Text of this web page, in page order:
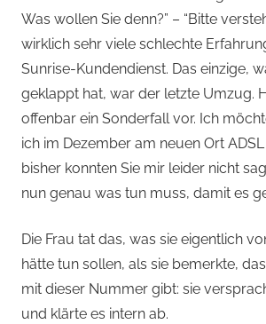
Was wollen Sie denn?” – “Bitte
wirklich sehr viele schlechte
Sunrise-Kundendienst. Das einzige,
geklappt hat, war der letzte Umzug.
offenbar ein Sonderfall vor. Ich
ich im Dezember am neuen Ort
bisher konnten Sie mir leider nicht
nun genau was tun muss, damit es
Die Frau tat das, was sie eigentlich
hätte tun sollen, als sie bemerkte,
mit dieser Nummer gibt: sie
und klärte es intern ab.